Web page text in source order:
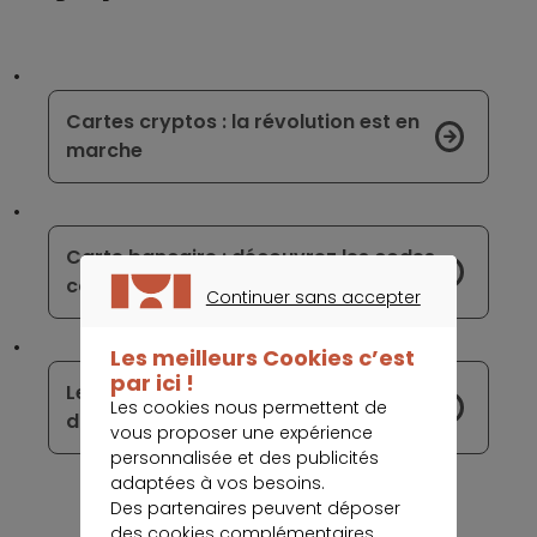
Cartes cryptos : la révolution est en
marche
Carte bancaire : découvrez les codes
confidentiels à éviter
Les fonctions et la sécurité du relevé
d'identité bancaire (RIB)
Continuer sans accepter
Les meilleurs Cookies c’est
par ici !
Les cookies nous permettent de
vous proposer une expérience
personnalisée et des publicités
adaptées à vos besoins.
Des partenaires peuvent déposer